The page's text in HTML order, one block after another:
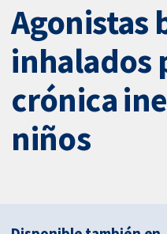
Agonistas
inhalados
crónica
niños